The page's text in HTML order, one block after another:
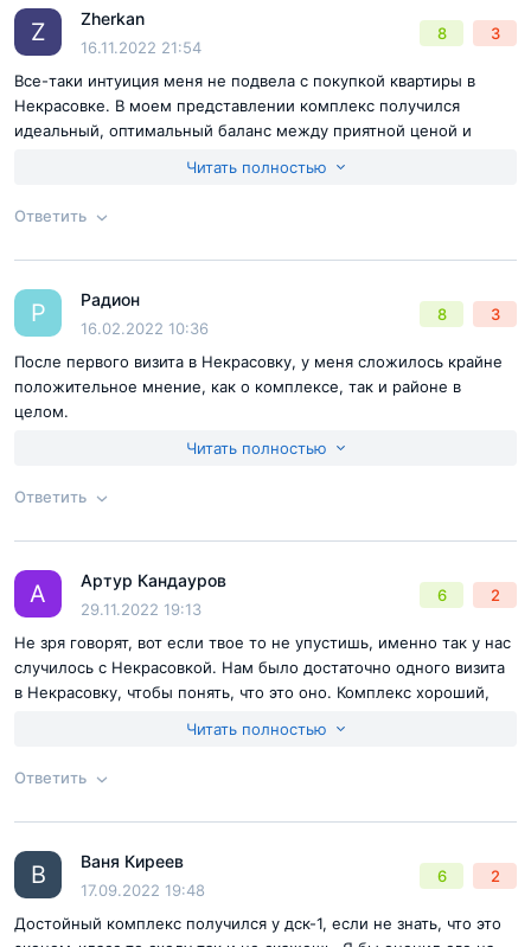
Отправить комментарий
Ответ на отзыв
Согласен справилами публикациина сайте
Отправить комментарий
Z Zherkan
16.11.2022 21:54
8 3
Все-таки интуиция меня не подвела с покупкой квартиры в
Некрасовке. В моем представлении комплекс получился
идеальный, оптимальный баланс между приятной ценой и
а потом уже все остальное по списку. Кто ищет бюджетное
Читать полностью
Ответить
Ответ на отзыв
Согласен справилами публикациина сайте
Отправить комментарий
Р Радион
16.02.2022 10:36
8 3
После первого визита в Некрасовку, у меня сложилось крайне
положительное мнение, как о комплексе, так и районе в
целом.
хорошие планировки, современные дома,
Недостатки:
Читать полностью
Ответить
Ответ на отзыв @Радион
Согласен справилами публикациина сайте
Отправить комментарий
А Артур Кандауров
29.11.2022 19:13
6 2
Не зря говорят, вот если твое то не упустишь, именно так у нас
случилось с Некрасовкой. Нам было достаточно одного визита
в Некрасовку, чтобы понять, что это оно. Комплекс хороший,
Недостатки:
Читать полностью
Ответить
Ответ на отзыв
В Ваня Киреев
17.09.2022 19:48
6 2
Достойный комплекс получился у дск-1, если не знать, что это